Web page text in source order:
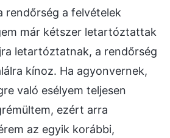
rendőrség a felvételek
már kétszer letartóztattak
letartóztatnak, a rendőrség
kínoz. Ha agyonvernek,
való esélyem teljesen
ezért arra
az egyik korábbi,